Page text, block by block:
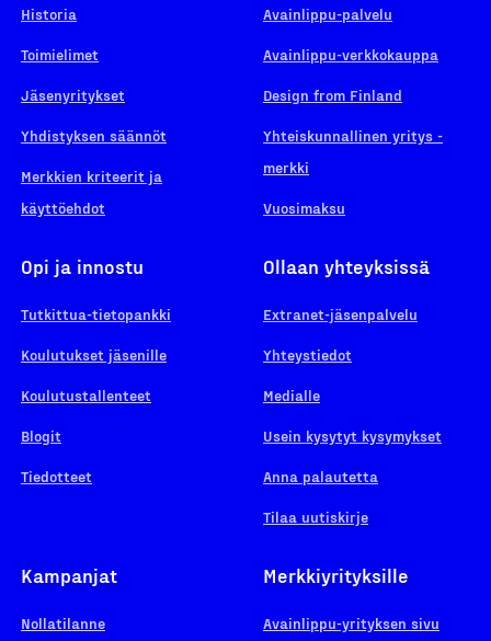
Historia
Toimielimet
Jäsenyritykset
Yhdistyksen säännöt
Merkkien kriteerit ja
käyttöehdot
Avainlippu-palvelu
Avainlippu-verkkokauppa
Design from Finland
Yhteiskunnallinen yritys -
merkki
Vuosimaksu
Opi ja innostu
Tutkittua-tietopankki
Koulutukset jäsenille
Koulutustallenteet
Blogit
Tiedotteet
Ollaan yhteyksissä
Extranet-jäsenpalvelu
Yhteystiedot
Medialle
Usein kysytyt kysymykset
Anna palautetta
Tilaa uutiskirje
Kampanjat
Nollatilanne
Merkkiyrityksille
Avainlippu-yrityksen sivu